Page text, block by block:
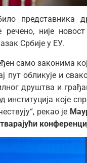
представника
речено, није
Србије у ЕУ.
само законима
пут обликује и
друштва и
институција које
рекао је